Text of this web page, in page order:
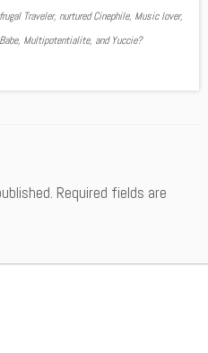
Traveler, nurtured Cinephile, Music lover,
Multipotentialite, and Yuccie?
Required fields are